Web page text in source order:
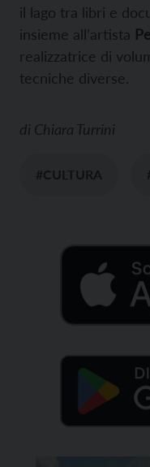
il lago tra libri e
insieme all’artista
realizzatrice di
tecniche diverse.
di Chiara Turrini
#CULTURA